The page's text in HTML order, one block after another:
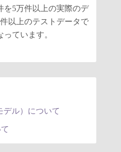
を5万件以上の実際のデ
以上のテストデータで
ています。
デル）について